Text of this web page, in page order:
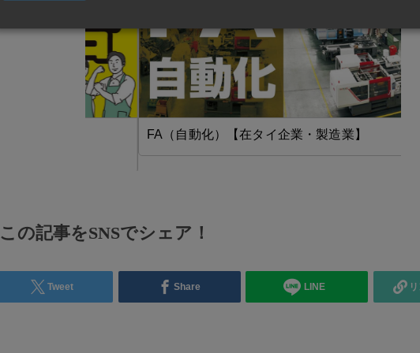
FA（自動化）【在タイ企業・製造業】
この記事をSNSでシェア！
Tweet Share LINE